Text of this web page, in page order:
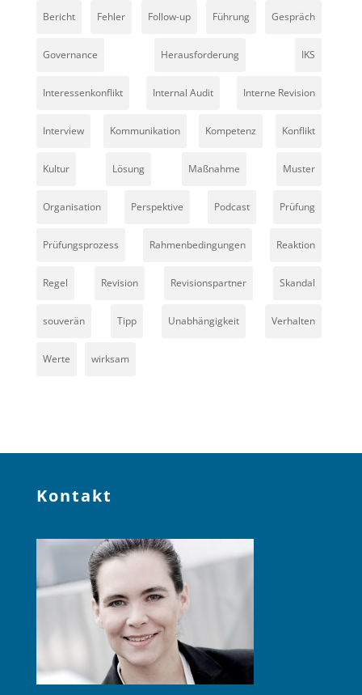
Bericht Fehler Follow-up Führung Gespräch
Governance Herausforderung IKS
Interessenkonflikt Internal Audit Interne Revision
Interview Kommunikation Kompetenz Konflikt
Kultur Lösung Maßnahme Muster
Organisation Perspektive Podcast Prüfung
Prüfungsprozess Rahmenbedingungen Reaktion
Regel Revision Revisionspartner Skandal
souverän Tipp Unabhängigkeit Verhalten
Werte wirksam
Kontakt